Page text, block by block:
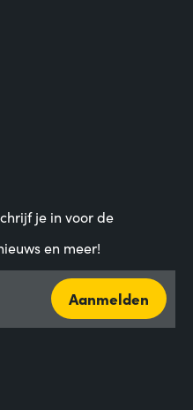
je in voor de
en meer!
Aanmelden